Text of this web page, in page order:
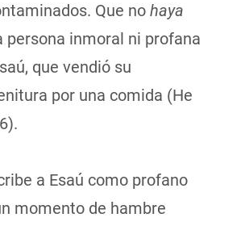
Que no haya
persona inmoral ni profana
que vendió su
por una comida (He
a Esaú como profano
momento de hambre